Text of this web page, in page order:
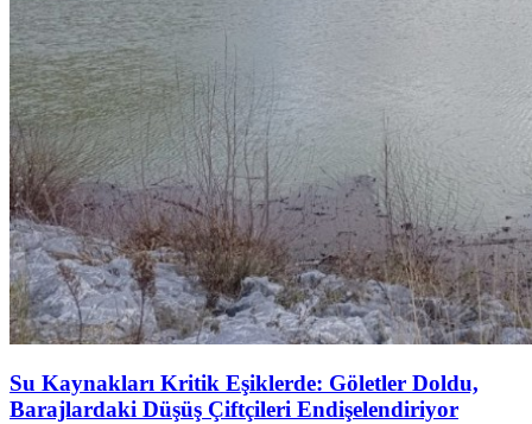
Su Kaynakları Kritik Eşiklerde: Göletler Doldu,
Barajlardaki Düşüş Çiftçileri Endişelendiriyor